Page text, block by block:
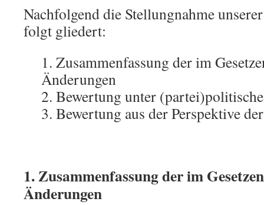
Nachfolgend die Stellungnahme
folgt gliedert:
1. Zusammenfassung der im
Änderungen
2. Bewertung unter
3. Bewertung aus der Perspektive
1. Zusammenfassung der im
Änderungen